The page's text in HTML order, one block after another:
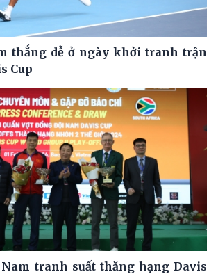
thắng dễ ở ngày khởi tranh trận
Cup
Nam tranh suất thăng hạng Davis